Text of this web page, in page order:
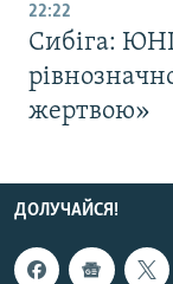
22:22
Сибіга:
жертвою»
ДОЛУЧАЙСЯ!